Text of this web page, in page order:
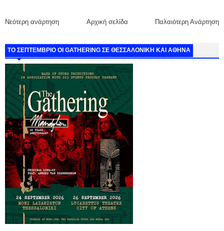
Νεότερη ανάρτηση Παλαιότερη Ανάρτηση
Αρχική σελίδα
ΤΟ ΣΕΠΤΕΜΒΡΙΟ ΟΙ GATHERING ΣΕ ΘΕΣΣΑΛΟΝΙΚΗ ΚΑΙ ΑΘΗΝΑ